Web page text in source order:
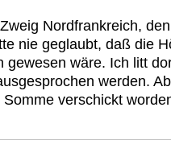
Nordfrankreich,
nie geglaubt, daß die
gewesen wäre. Ich litt
werden.
verschickt